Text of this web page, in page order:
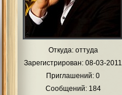
Откуда:оттуда
Зарегистрирован: 08-03-2011
Приглашений: 0
Сообщений:184